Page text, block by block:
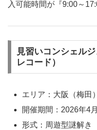
入可能時間が『9:00～
見習いコンシェル
レコード）
エリア：大阪（梅田）
開催期間：2026年4
形式：周遊型謎解き